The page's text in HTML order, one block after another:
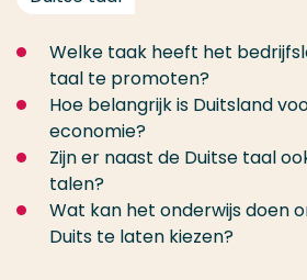
Welke taak heeft het
taal te promoten?
Hoe belangrijk is Duitsland
economie?
Zijn er naast de Duitse taal
talen?
Wat kan het onderwijs doen
Duits te laten kiezen?